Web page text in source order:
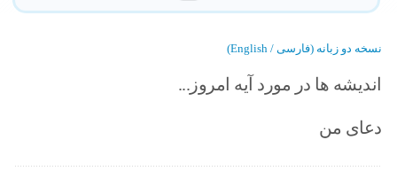
نسخه دو زبانه (فارسی / English)
اندیشه ها در مورد آیه امروز...
دعای من